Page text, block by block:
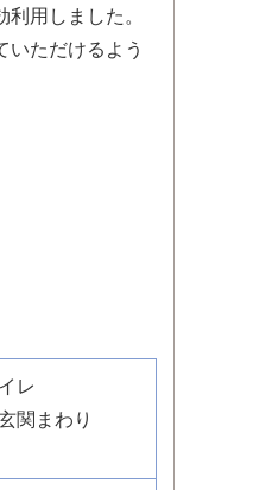
用しました。
いただけるよう
レ
関まわり